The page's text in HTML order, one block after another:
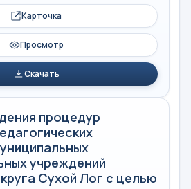
Карточка
Просмотр
Скачать
процедур
учреждений
Сухой Лог с целью